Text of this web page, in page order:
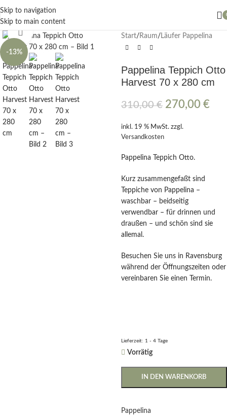
Skip to navigation
Skip to main content
Nächster Workshop Papierblumen, Sonntag 9. August / 11 Uhr
-13%
Klick zum Vergrößern
Start/ Raum/ Läufer Pappelina
Pappelina Teppich Otto
Harvest 70 x 280 cm
310,00€ 270,00 €
inkl. 19 % MwSt. zzgl.
Versandkosten
Pappelina Teppich Otto.
Kurz zusammengefaßt sind
Teppiche von Pappelina –
waschbar – beidseitig
verwendbar – für drinnen und
draußen – und schön sind sie
allemal.
Besuchen Sie uns in Ravensburg
während der Öffnungszeiten oder
vereinbaren Sie einen Termin.
Lieferzeit: 1 - 4 Tage
Vorrätig
IN DEN WARENKORB
Pappelina